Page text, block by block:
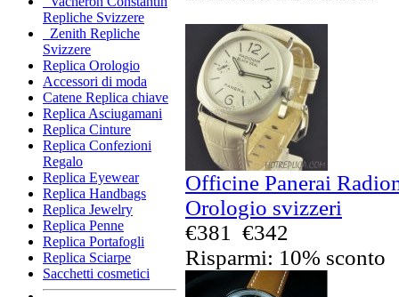
Repliche Svizzere
Zenith Repliche
Svizzere
Replica Orologio
Accessori di moda
Catene Replica chiave
Replica Asciugamani
Replica Cinture
Replica Confezioni
Regalo
Replica Eyewear
Replica Handbags
Replica Jewelry
Replica Penne
Replica Portafogli
Replica Sciarpe
Sacchetti cosmetici
Officine Panerai
Orologio svizzeri
€381
€342
Risparmi: 10% sconto